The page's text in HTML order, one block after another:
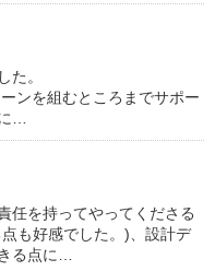
た。
ンを組むところまでサポー
…
任を持ってやってくださる
も好感でした。)、設計デ
る点に…